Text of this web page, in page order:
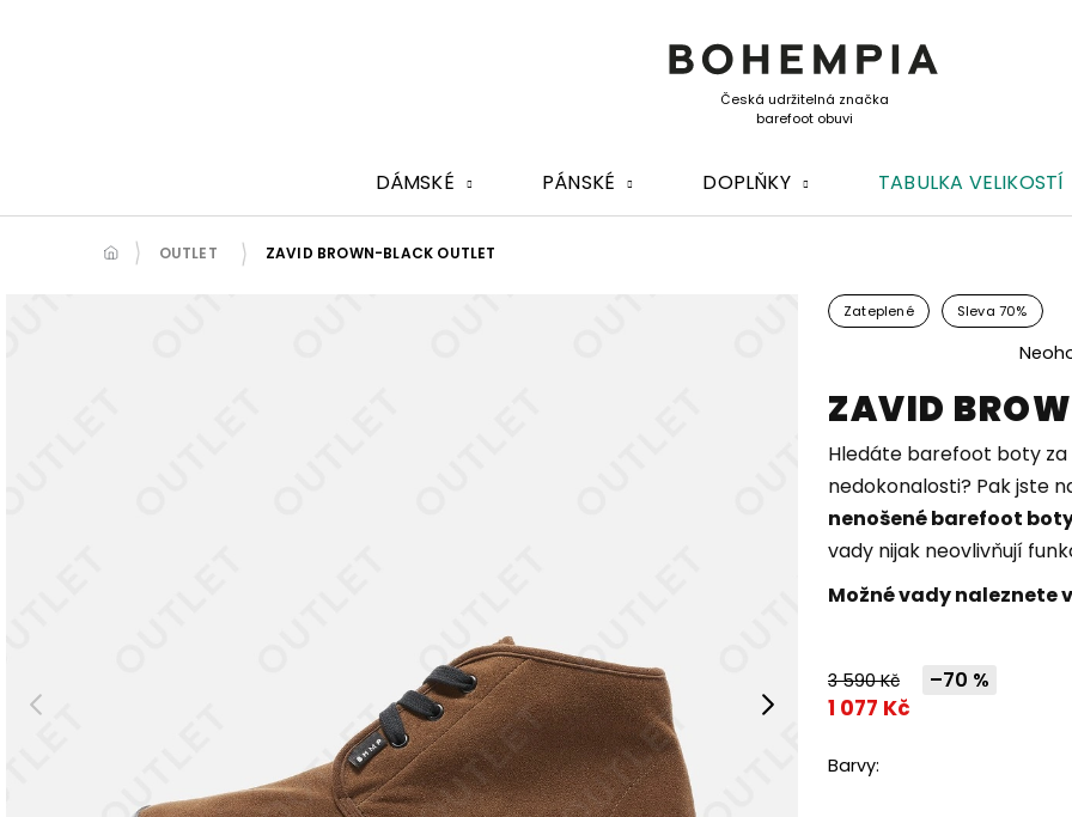
DÁMSKÉ PÁNSKÉ DOPLŇKY TABULKA VELIKOSTÍ
OUTLET ZAVID BROWN-BLACK OUTLET
Previous Next
ZAVID
Zateplené Sleva 70%
produktu
je
0,0
z
hvězdiček.
3 590 Kč –70 %
1 077 Kč
Barvy:
Hledáte barefoot boty
nedokonalosti? Pak jste
nenošené barefoot
vady nijak neovlivňují
Možné vady naleznete